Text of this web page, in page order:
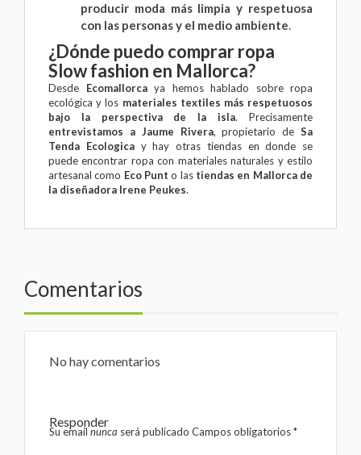
producir moda más limpia y respetuosa
con las personas y el medio ambiente.
¿Dónde puedo comprar ropa
Slow fashion en Mallorca?
Desde Ecomallorcaya hemos hablado sobre ropa
ecológica y los materiales textiles más respetuosos
bajo la perspectiva de la isla. Precisamente
entrevistamos a Jaume Rivera, propietario de Sa
Tenda Ecologicay hay otras tiendas en donde se
puede encontrar ropa con materiales naturales y estilo
artesanal como Eco Punt o las tiendas en Mallorca de
la diseñadora Irene Peukes.
Comentarios
No hay comentarios
Responder
Su email nunca será publicado Campos obligatorios*